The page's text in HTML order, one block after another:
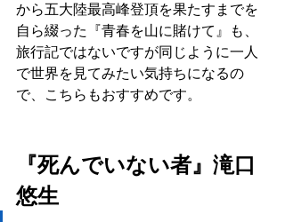
から五大陸最高峰登頂を果たすまでを
自ら綴った『青春を山に賭けて』も、
旅行記ではないですが同じように一人
で世界を見てみたい気持ちになるの
で、こちらもおすすめです。
『死んでいない者』滝口
悠生